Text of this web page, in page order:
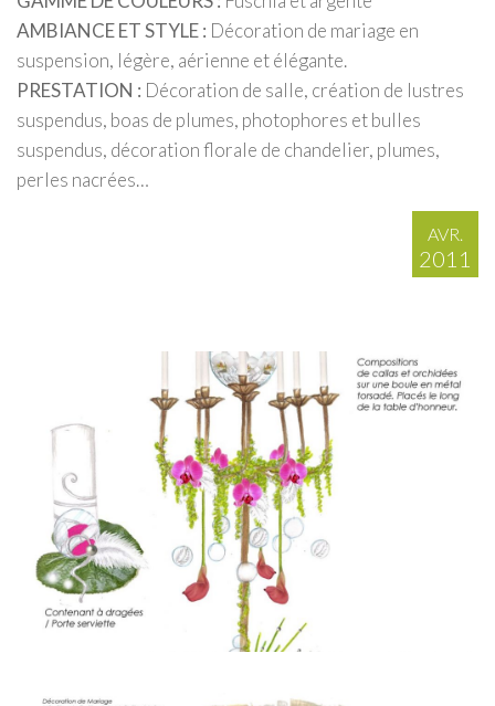
AMBIANCE ET STYLE : Décoration de mariage en
suspension, légère, aérienne et élégante.
PRESTATION : Décoration de salle, création de lustres
suspendus, boas de plumes, photophores et bulles
suspendus, décoration florale de chandelier, plumes,
perles nacrées…
AVR.
2011